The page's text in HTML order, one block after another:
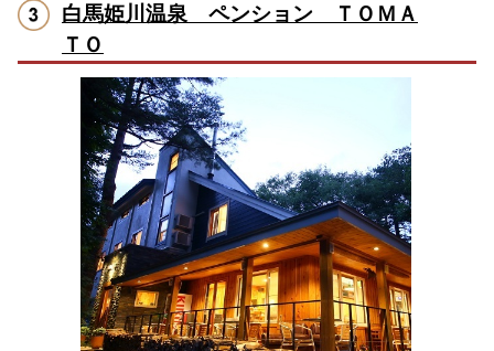
白馬姫川温泉 ペンション ＴＯＭＡ
ＴＯ